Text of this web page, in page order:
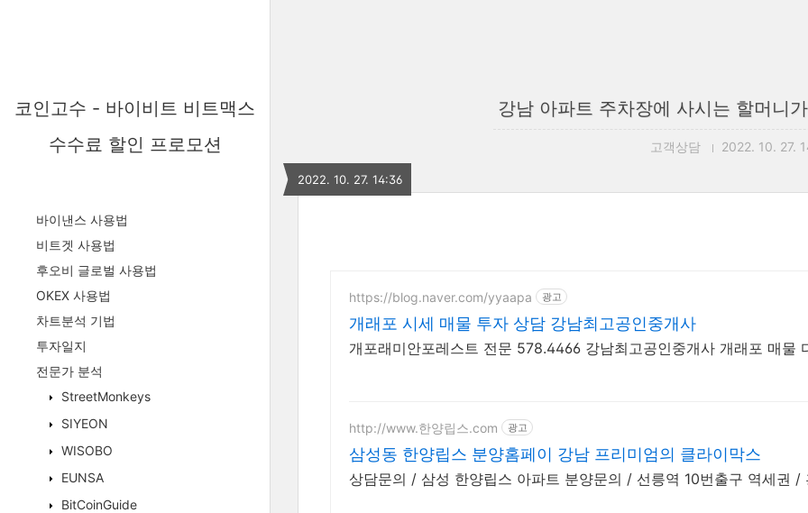
코인고수 - 바이비트 비트맥스
수수료 할인 프로모션
바이낸스 사용법
비트겟 사용법
후오비 글로벌 사용법
OKEX 사용법
차트분석 기법
투자일지
전문가 분석
StreetMonkeys
SIYEON
WISOBO
EUNSA
BitCoinGuide
강남 아파트 주차장에 사시는 할머니
고객상담 2022. 10. 27.
2022. 10. 27. 14:36
https://blog.naver.com/yyaapa 광고
개래포 시세 매물 투자 상담 강남최고공인중개사
개포래미안포레스트 전문 578.4466 강남최고공인중개사 개
http://www.한양립스.com 광고
삼성동 한양립스 분양홈페이 강남 프리미엄의 클라이막스
상담문의 / 삼성 한양립스 아파트 분양문의 / 선릉역 10번출구 역세권 /